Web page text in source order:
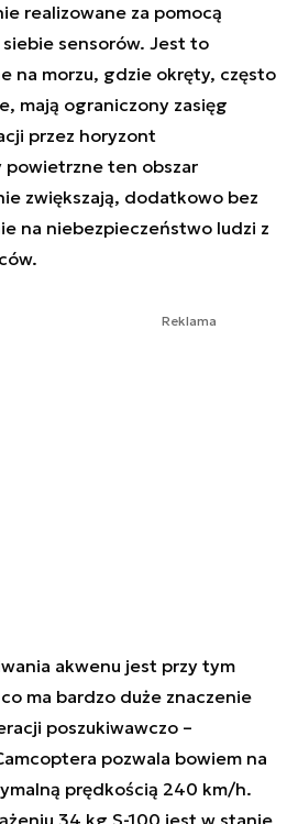
realizowane za pomocą
sensorów. Jest to
na morzu, gdzie okręty, często
mają ograniczony zasięg
przez horyzont
powietrzne ten obszar
zwiększają, dodatkowo bez
na niebezpieczeństwo ludzi z
Reklama
akwenu jest przy tym
ma bardzo duże znaczenie
poszukiwawczo –
pozwala bowiem na
prędkością 240 km/h.
34 kg S-100 jest w stanie